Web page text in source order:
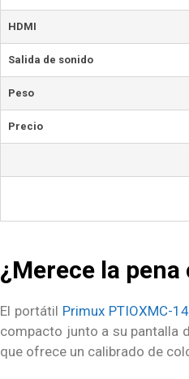
HDMI
Salida de sonido
Peso
Precio
¿Merece la
El portátil Primux PTIOXMC-
compacto junto a su pantalla
que ofrece un calibrado de